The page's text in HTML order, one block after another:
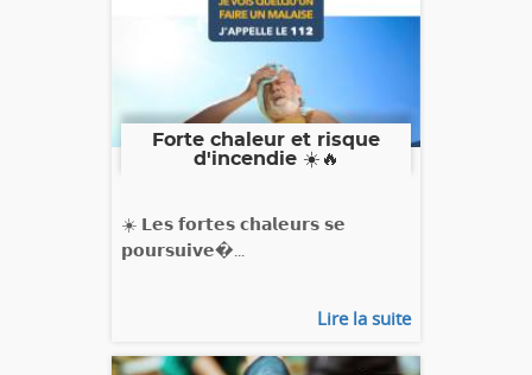
Forte chaleur et risque
d'incendie ☀️🔥
☀️ 𝗟𝗲𝘀 𝗳𝗼𝗿𝘁𝗲𝘀 𝗰𝗵𝗮𝗹𝗲𝘂𝗿𝘀 𝘀𝗲
𝗽𝗼𝘂𝗿𝘀𝘂𝗶𝘃𝗲�...
Lire la suite